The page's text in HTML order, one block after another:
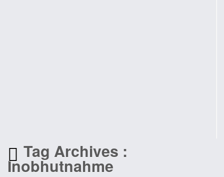
Tag Archives :
Inobhutnahme